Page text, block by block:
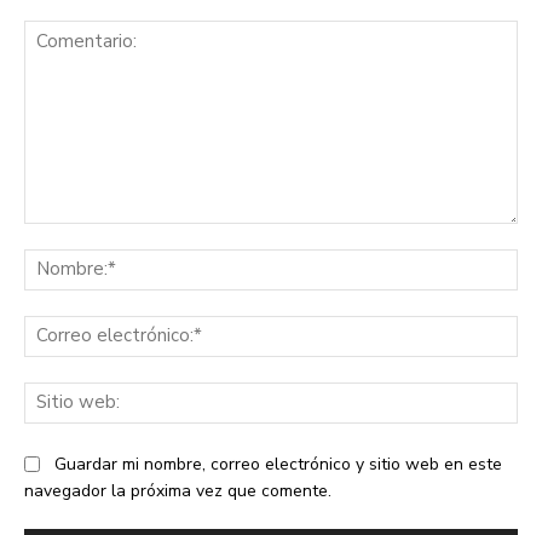
Guardar mi nombre, correo electrónico y sitio web en este
navegador la próxima vez que comente.